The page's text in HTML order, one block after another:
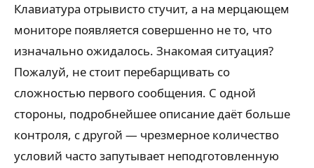
Клавиатура отрывисто стучит, а на мерцающем
мониторе появляется совершенно не то, что
изначально ожидалось. Знакомая ситуация?
Пожалуй, не стоит перебарщивать со
сложностью первого сообщения. С одной
стороны, подробнейшее описание даёт больше
контроля, с другой — чрезмерное количество
условий часто запутывает неподготовленную